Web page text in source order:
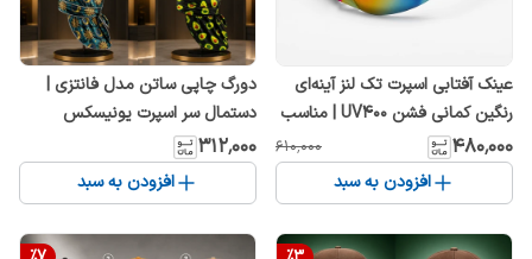
عینک آفتابی اسپرت تک لنز آینه‌ای
رنگین کمانی فشن UV400 | مناسب
دوچرخه‌سواری، موتورسواری و
کوهنوردی
۴۸۰٬۰۰۰ ۶۱۰٬۰۰۰
افزودن به سبد
دورگ چاپی ساتن مدل فانتزی |
دستمال سر اسپرت یونیسکس
۳۱۲٬۰۰۰
افزودن به سبد